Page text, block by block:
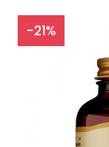
-21%